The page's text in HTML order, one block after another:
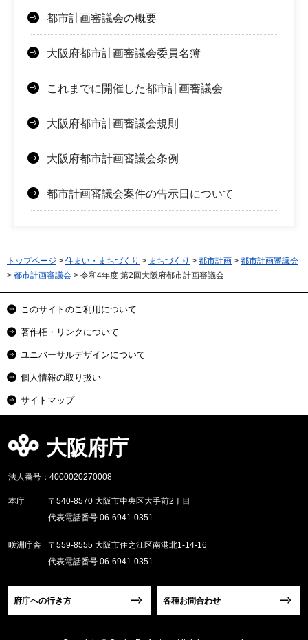
都市計画審議会の概要
大阪府都市計画審議会委員名簿
これまでに開催した都市計画審議会
大阪府都市計画審議会規則
大阪府都市計画審議会条例
都市計画審議会案件の告示日について
トップページ > 住まい・まちづくり > まちづくり > 都市計画 > 都市計画審議会
> 都市計画審議会 > 令和4年度 第2回大阪府都市計画審議会
このサイトのご利用について
著作権・リンクについて
ユニバーサルデザインについて
個人情報の取り扱い
サイトマップ
大阪府庁
法人番号：4000020270008
本庁
〒540-8570 大阪市中央区大手前2丁目
代表電話番号 06-6941-0351
咲洲庁舎
〒559-8555 大阪市住之江区南港北1-14-16
代表電話番号 06-6941-0351
府庁への行き方 各種お問合わせ